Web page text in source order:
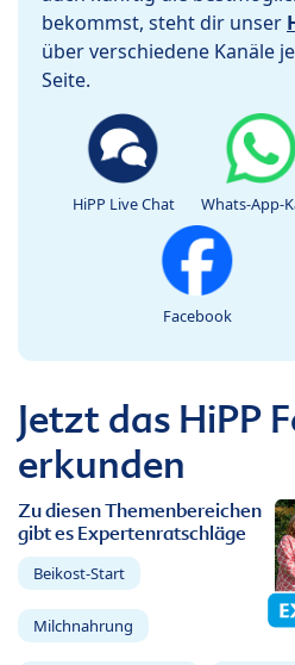
bekommst, steht dir unser
über verschiedene Kanäle
Seite.
HiPP Live Chat Whats-App-
Facebook
Jetzt das HiPP
erkunden
Zu diesen Themenbereichen
gibt es Expertenratschläge
Beikost-Start
Milchnahrung